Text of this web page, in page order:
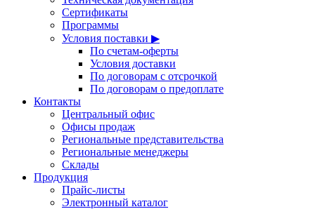
Сертификаты
Программы
Условия поставки ▶
По счетам-оферты
Условия доставки
По договорам с отсрочкой
По договорам о предоплате
Контакты
Центральный офис
Офисы продаж
Региональные представительства
Региональные менеджеры
Склады
Продукция
Прайс-листы
Электронный каталог